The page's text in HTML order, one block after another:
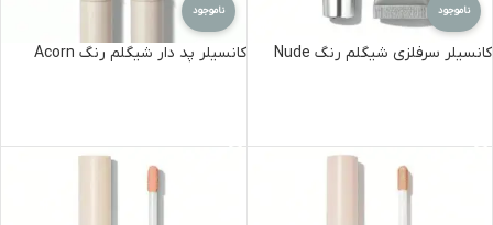
ناموجود
کانسیلر سرفلزی شیگلم رنگ Nude
ناموجود
کانسیلر پد دار شیگلم رنگ Acorn